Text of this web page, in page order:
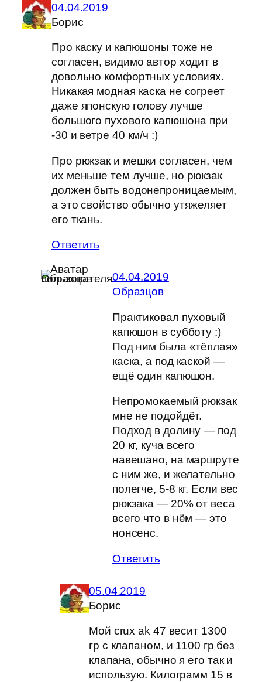
04.04.2019
Борис
Про каску и капюшоны тоже не
согласен, видимо автор ходит в
довольно комфортных условиях.
Никакая модная каска не согреет
даже японскую голову лучше
большого пухового капюшона при
-30 и ветре 40 км/ч :)
Про рюкзак и мешки согласен, чем
их меньше тем лучше, но рюкзак
должен быть водонепроницаемым,
а это свойство обычно утяжеляет
его ткань.
Ответить
04.04.2019
Образцов
Практиковал пуховый
капюшон в субботу :)
Под ним была «тёплая»
каска, а под каской —
ещё один капюшон.
Непромокаемый рюкзак
мне не подойдёт.
Подход в долину — под
20 кг, куча всего
навешано, на маршруте
с ним же, и желательно
полегче, 5-8 кг. Если вес
рюкзака — 20% от веса
всего что в нём — это
нонсенс.
Ответить
05.04.2019
Борис
Мой crux ak 47 весит 1300
гр с клапаном, и 1100 гр без
клапана, обычно я его так и
использую. Килограмм 15 в